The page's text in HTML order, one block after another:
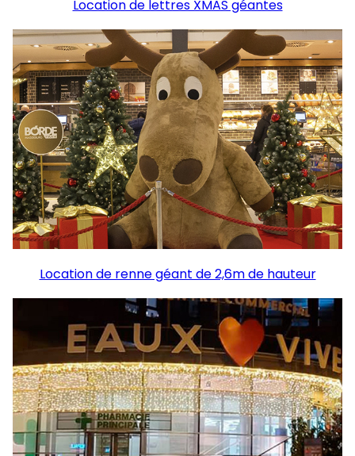
Location de lettres XMAS géantes
Location de renne géant de 2,6m de hauteur